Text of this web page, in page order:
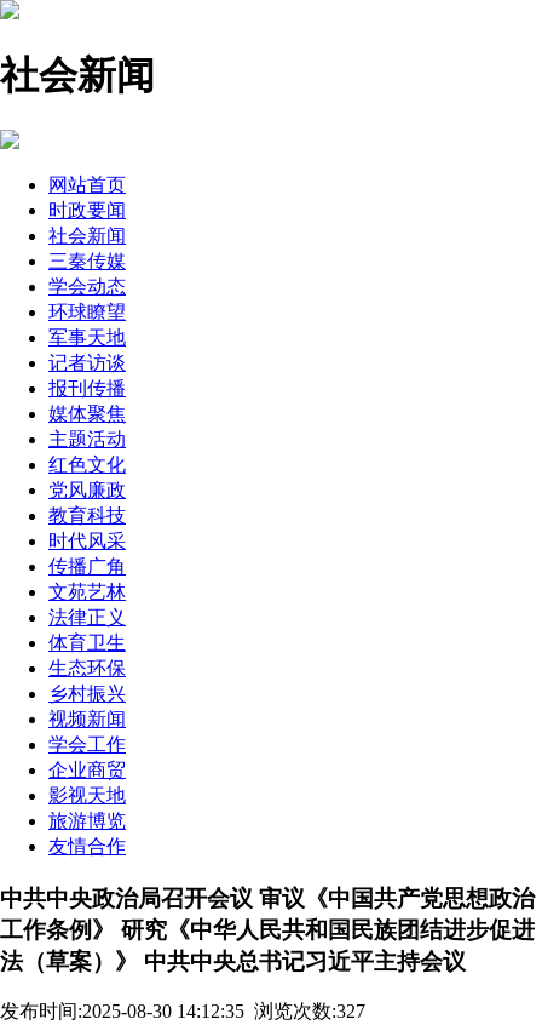
社会新闻
网站首页
时政要闻
社会新闻
三秦传媒
学会动态
环球瞭望
军事天地
记者访谈
报刊传播
媒体聚焦
主题活动
红色文化
党风廉政
教育科技
时代风采
传播广角
文苑艺林
法律正义
体育卫生
生态环保
乡村振兴
视频新闻
学会工作
企业商贸
影视天地
旅游博览
友情合作
中共中央政治局召开会议 审议《中国共产党思想政治
工作条例》 研究《中华人民共和国民族团结进步促进
法（草案）》 中共中央总书记习近平主持会议
发布时间:2025-08-30 14:12:35 浏览次数:327